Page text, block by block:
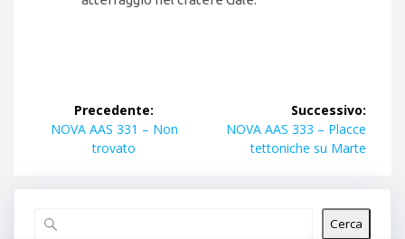
Navigazione
articoli
Precedente:
Articolo
precedente:
NOVA AAS 331 – Non
trovato
Successivo:
Articolo
successivo:
NOVA AAS 333 – Placce
tettoniche su Marte
Cerca